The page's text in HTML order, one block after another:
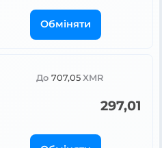
Обміняти
До 707,05 XMR
297,01